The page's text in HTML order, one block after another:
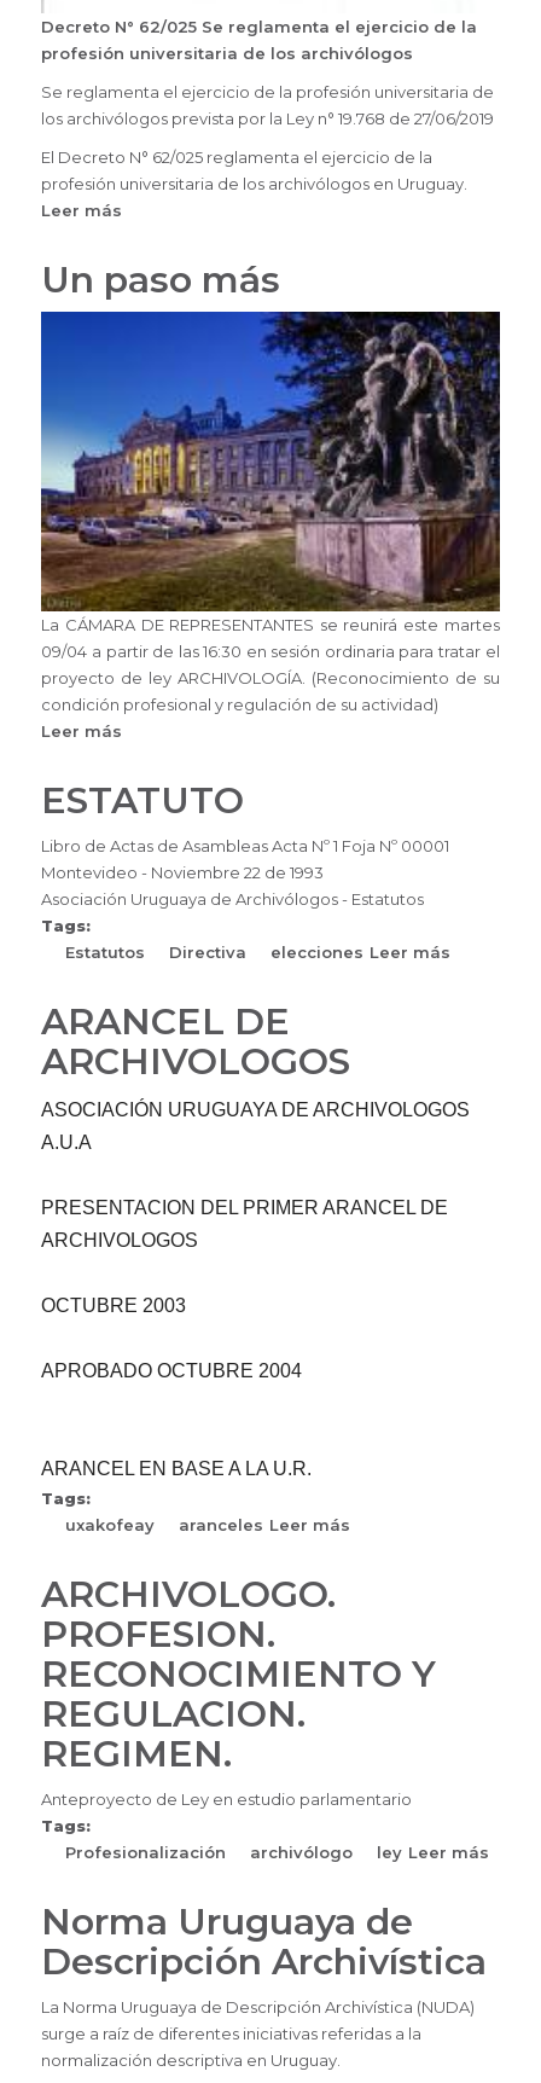
Decreto N° 62/025 Se reglamenta el ejercicio de la
profesión universitaria de los archivólogos
Se reglamenta el ejercicio de la profesión universitaria de
los archivólogos prevista por la Ley n° 19.768 de 27/06/2019
El Decreto N° 62/025 reglamenta el ejercicio de la
profesión universitaria de los archivólogos en Uruguay.
Leer más
de
la
los
archivólogos
prevista
por
la
Ley
n°
19.768
de
27/06/2019
Un paso más
La CÁMARA DE REPRESENTANTES se reunirá este martes
09/04 a partir de las 16:30 en sesión ordinaria para tratar el
proyecto de ley ARCHIVOLOGÍA. (Reconocimiento de su
condición profesional y regulación de su actividad)
Leer más
paso
más
ESTATUTO
Libro de Actas de Asambleas Acta Nº 1 Foja Nº 00001
Montevideo - Noviembre 22 de 1993
Asociación Uruguaya de Archivólogos - Estatutos
Tags:
Estatutos
Directiva elecciones Leer más
ARANCEL DE
ARCHIVOLOGOS
ASOCIACIÓN URUGUAYA DE ARCHIVOLOGOS
A.U.A
PRESENTACION DEL PRIMER ARANCEL DE
ARCHIVOLOGOS
OCTUBRE 2003
APROBADO OCTUBRE 2004
ARANCEL EN BASE A LA U.R.
Tags:
uxakofeay
aranceles Leer más
ARCHIVOLOGO.
PROFESION.
RECONOCIMIENTO Y
REGULACION.
REGIMEN.
Anteproyecto de Ley en estudio parlamentario
Tags:
Profesionalización
archivólogo ley Leer más
Norma Uruguaya de
Descripción Archivística
La Norma Uruguaya de Descripción Archivística (NUDA)
surge a raíz de diferentes iniciativas referidas a la
normalización descriptiva en Uruguay.